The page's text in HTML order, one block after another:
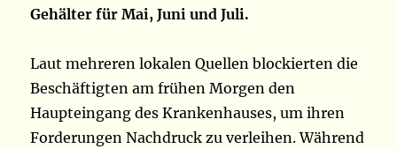
Gehälter für Mai, Juni und Juli.
Laut mehreren lokalen Quellen blockierten die
Beschäftigten am frühen Morgen den
Haupteingang des Krankenhauses, um ihren
Forderungen Nachdruck zu verleihen. Während